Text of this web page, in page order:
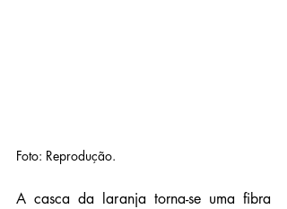
Foto: Reprodução.
A casca da laranja torna-se uma fibra